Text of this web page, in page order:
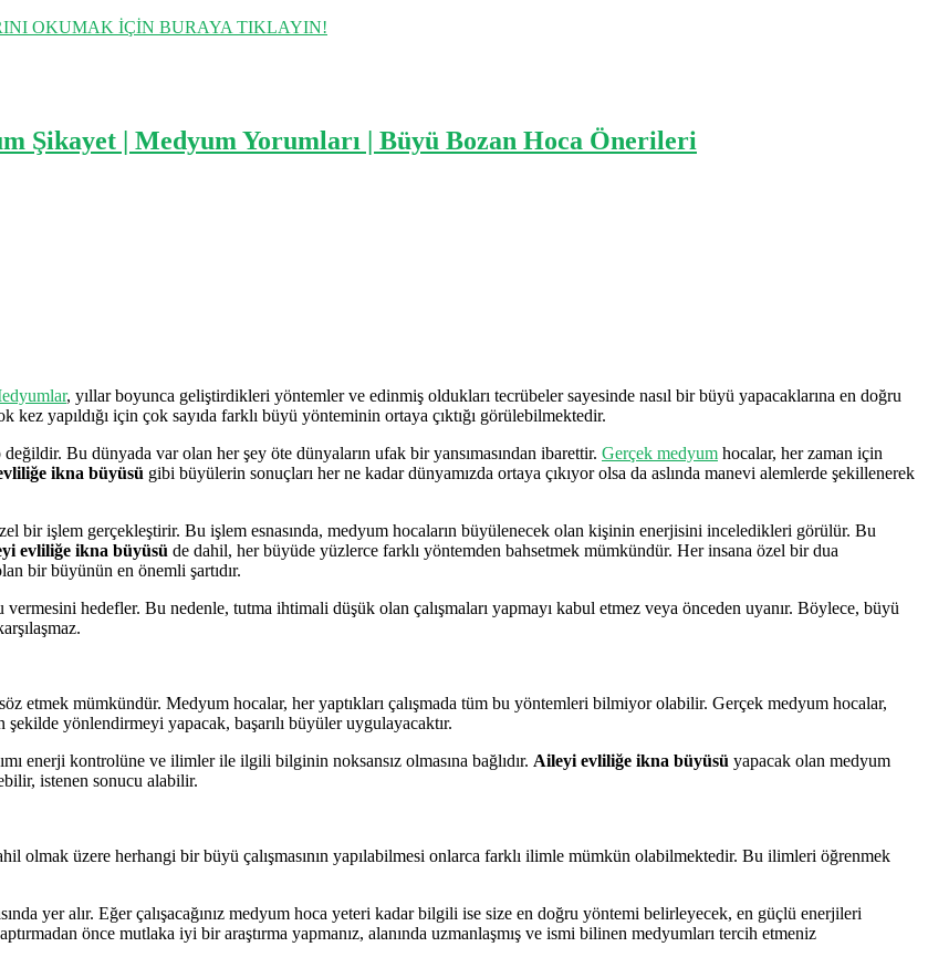
OKUMAK İÇİN BURAYA TIKLAYIN!
, yıllar boyunca geliştirdikleri yöntemler ve edinmiş oldukları tecrübeler sayesinde nasıl bir büyü yapacaklarına en doğru
kez yapıldığı için çok sayıda farklı büyü yönteminin ortaya çıktığı görülebilmektedir.
Bu dünyada var olan her şey öte dünyaların ufak bir yansımasından ibarettir. Gerçek medyum hocalar, her zaman için
ikna büyüsü gibi büyülerin sonuçları her ne kadar dünyamızda ortaya çıkıyor olsa da aslında manevi alemlerde şekillenerek
bir işlem gerçekleştirir. Bu işlem esnasında, medyum hocaların büyülenecek olan kişinin enerjisini inceledikleri görülür. Bu
evliliğe ikna büyüsü de dahil, her büyüde yüzlerce farklı yöntemden bahsetmek mümkündür. Her insana özel bir dua
bir büyünün en önemli şartıdır.
hedefler. Bu nedenle, tutma ihtimali düşük olan çalışmaları yapmayı kabul etmez veya önceden uyanır. Böylece, büyü
söz etmek mümkündür. Medyum hocalar, her yaptıkları çalışmada tüm bu yöntemleri bilmiyor olabilir. Gerçek medyum hocalar,
yönlendirmeyi yapacak, başarılı büyüler uygulayacaktır.
enerji kontrolüne ve ilimler ile ilgili bilginin noksansız olmasına bağlıdır. Aileyi evliliğe ikna büyüsü yapacak olan medyum
istenen sonucu alabilir.
olmak üzere herhangi bir büyü çalışmasının yapılabilmesi onlarca farklı ilimle mümkün olabilmektedir. Bu ilimleri öğrenmek
yer alır. Eğer çalışacağınız medyum hoca yeteri kadar bilgili ise size en doğru yöntemi belirleyecek, en güçlü enerjileri
önce mutlaka iyi bir araştırma yapmanız, alanında uzmanlaşmış ve ismi bilinen medyumları tercih etmeniz